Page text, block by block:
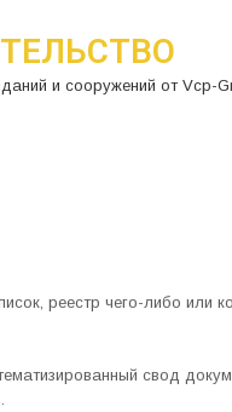
и сооружений от Vcp-
реестр чего-либо или
свод